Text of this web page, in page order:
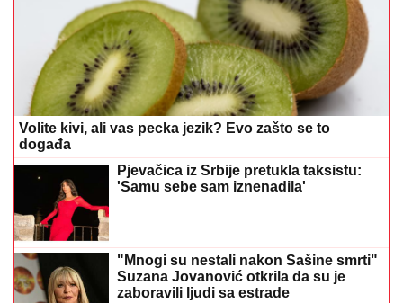
Volite kivi, ali vas pecka jezik? Evo zašto se to
događa
Pjevačica iz Srbije pretukla taksistu:
'Samu sebe sam iznenadila'
"Mnogi su nestali nakon Sašine smrti"
Suzana Jovanović otkrila da su je
zaboravili ljudi sa estrade